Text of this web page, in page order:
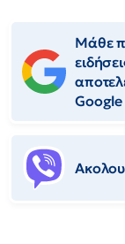
Μάθε
Google